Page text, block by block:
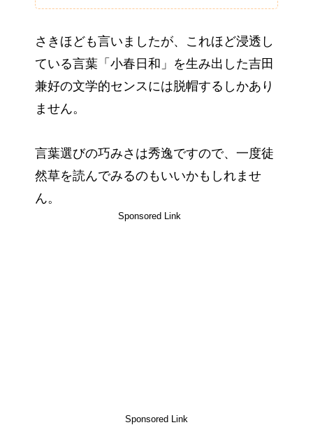
さきほども言いましたが、これほど浸透し
ている言葉「小春日和」を生み出した吉田
兼好の文学的センスには脱帽するしかあり
ません。
言葉選びの巧みさは秀逸ですので、一度徒
然草を読んでみるのもいいかもしれませ
ん。
Sponsored Link
Sponsored Link